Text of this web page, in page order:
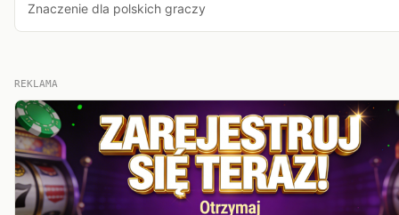
Znaczenie dla polskich graczy
REKLAMA